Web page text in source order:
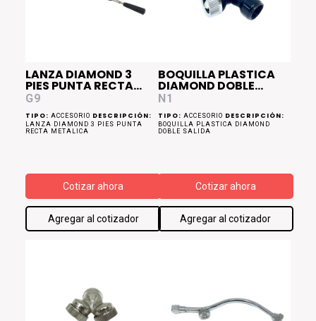
LANZA DIAMOND 3
PIES PUNTA RECTA
METALICA
G9
TIPO: ACCESORIO DESCRIPCIÓN:
LANZA DIAMOND 3 PIES PUNTA
RECTA METALICA
Cotizar ahora
Agregar al cotizador
BOQUILLA PLASTICA
DIAMOND DOBLE
SALIDA
N1
TIPO: ACCESORIO DESCRIPCIÓN:
BOQUILLA PLASTICA DIAMOND
DOBLE SALIDA
Cotizar ahora
Agregar al cotizador